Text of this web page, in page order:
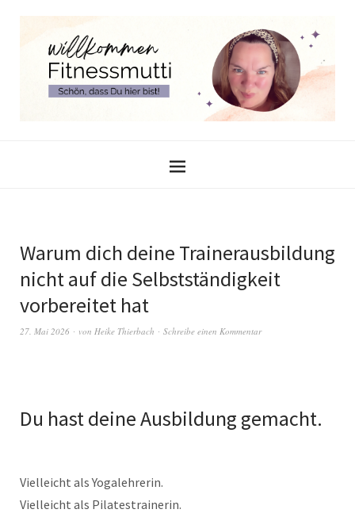
Warum dich deine Trainerausbildung
nicht auf die Selbstständigkeit
vorbereitet hat
27. Mai 2026 von Heike Thierbach Schreibe einen Kommentar
Du hast deine Ausbildung gemacht.
Vielleicht als Yogalehrerin.
Vielleicht als Pilatestrainerin.